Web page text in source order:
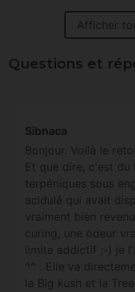
Afficher
Questions et
Sibnaca
Bonjour. Voilà le
Et que dire, c'est du
terpéniques sous
acidulé qui avait
vraiment bien
curing, une odeur
limite addictif ;-) je
^^ . Elle va
la Big kush et la